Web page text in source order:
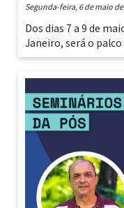
segunda-feira, 6 de maio
Dos dias 7 a 9 de
Janeiro, será o